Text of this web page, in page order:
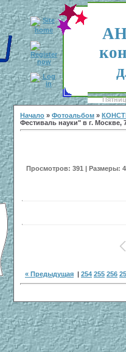
Начало » Фотоальбом »
Фестиваль науки" в г. Москве,
Просмотров: 391 | Размеры:
« Предыдущая | 254 255 256